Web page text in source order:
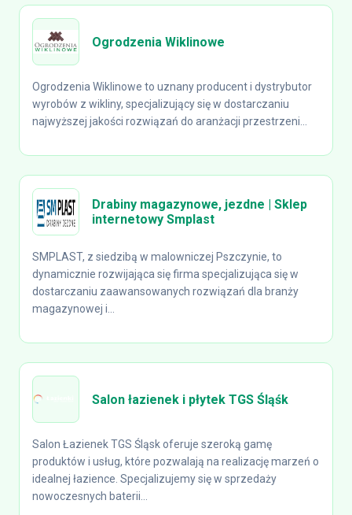
Ogrodzenia Wiklinowe
Ogrodzenia Wiklinowe to uznany producent i dystrybutor
wyrobów z wikliny, specjalizujący się w dostarczaniu
najwyższej jakości rozwiązań do aranżacji przestrzeni...
Drabiny magazynowe, jezdne | Sklep
internetowy Smplast
SMPLAST, z siedzibą w malowniczej Pszczynie, to
dynamicznie rozwijająca się firma specjalizująca się w
dostarczaniu zaawansowanych rozwiązań dla branży
magazynowej i...
Salon łazienek i płytek TGS Śląśk
Salon Łazienek TGS Śląsk oferuje szeroką gamę
produktów i usług, które pozwalają na realizację marzeń o
idealnej łazience. Specjalizujemy się w sprzedaży
nowoczesnych baterii...